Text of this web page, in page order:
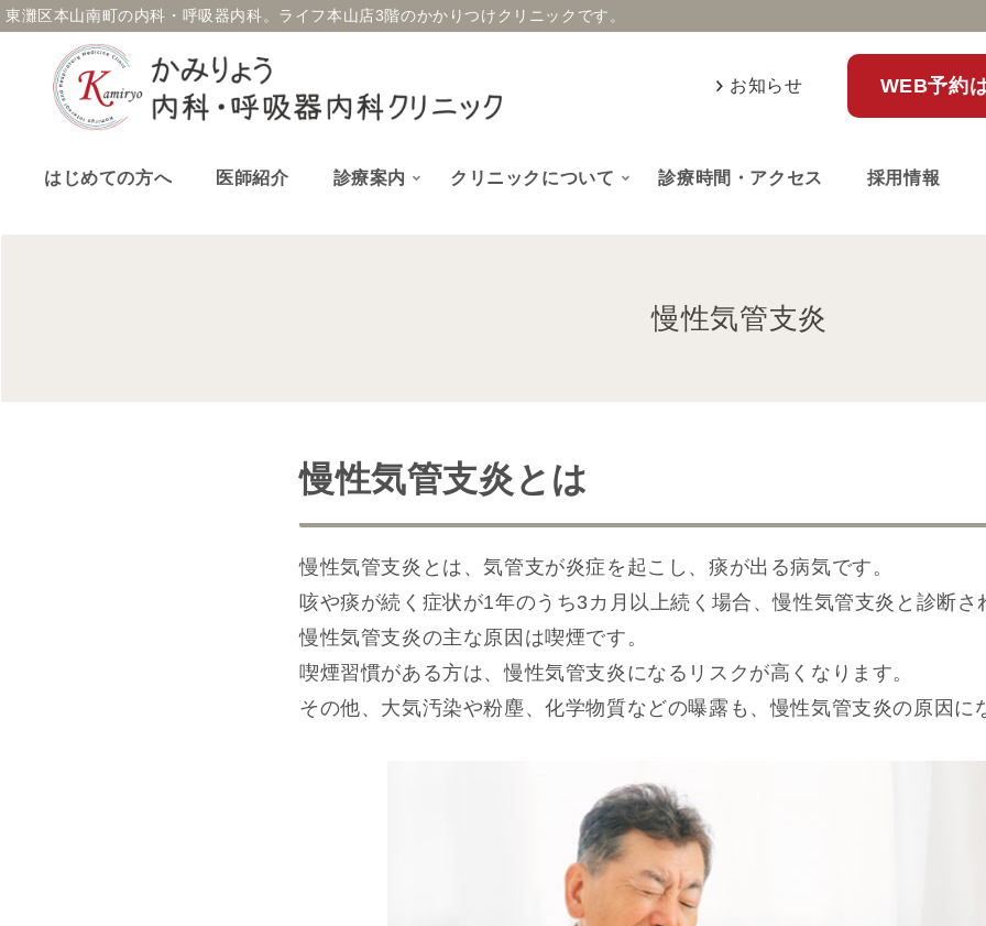
東灘区本山南町の内科・呼吸器内科。 ライフ本山店3階のかかりつけクリニックです。
お知らせ WEB予約
はじめての方へ 医師紹介 診療案内 クリニックについて 診療時間・アクセス 採用情報
慢性気管支炎
慢性気管支炎とは
慢性気管支炎とは、気管支が炎症を起こし、痰が出る病気です。
咳や痰が続く症状が1年のうち3カ月以上続く場合、慢性気管支炎と診断さ
慢性気管支炎の主な原因は喫煙です。
喫煙習慣がある方は、慢性気管支炎になるリスクが高くなります。
その他、大気汚染や粉塵、化学物質などの曝露も、慢性気管支炎の原因に